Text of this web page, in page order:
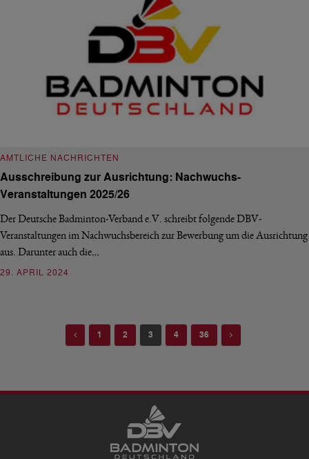
AMTLICHE NACHRICHTEN
Ausschreibung zur Ausrichtung: Nachwuchs-
Veranstaltungen 2025/26
Der Deutsche Badminton-Verband e.V. schreibt folgende DBV-
Veranstaltungen im Nachwuchsbereich zur Bewerbung um die Ausrichtung
aus. Darunter auch die…
29. APRIL 2024
Previous
1 2 3 4 36 Next